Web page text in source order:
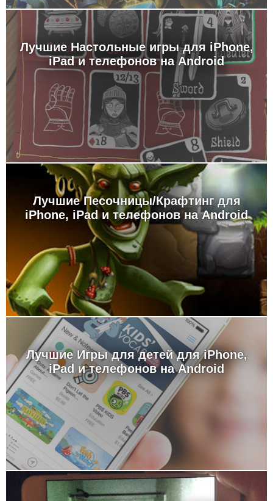
Лучшие Настольные игры для iPhone,
iPad и телефонов на Android
Лучшие Песочницы/Крафтинг для
iPhone, iPad и телефонов на Android
Лучшие Игры для детей для iPhone,
iPad и телефонов на Android